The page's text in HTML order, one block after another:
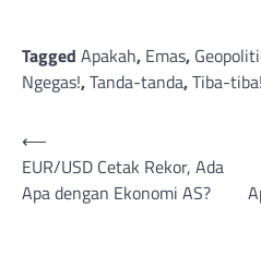
Tagged Apakah, Emas,
Ngegas!,Tanda-tanda,Tiba-tiba!
Post
navigation
⟵
EUR/USD Cetak Rekor, Ada
Apa dengan Ekonomi AS?